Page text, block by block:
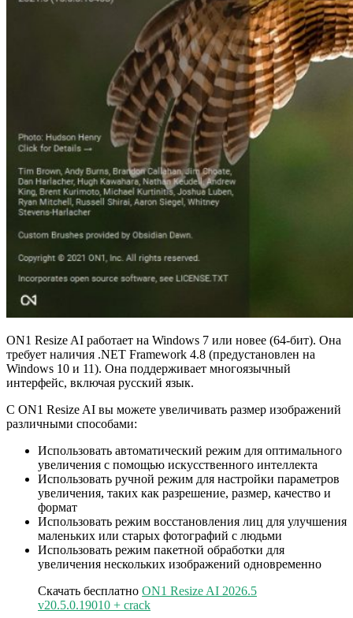
ON1 Resize AI работает на Windows 7 или новее (64-бит). Она
требует наличия .NET Framework 4.8 (предустановлен на
Windows 10 и 11). Она поддерживает многоязычный
интерфейс, включая русский язык.
С ON1 Resize AI вы можете увеличивать размер изображений
различными способами:
Использовать автоматический режим для оптимального
увеличения с помощью искусственного интеллекта
Использовать ручной режим для настройки параметров
увеличения, таких как разрешение, размер, качество и
формат
Использовать режим восстановления лиц для улучшения
маленьких или старых фотографий с людьми
Использовать режим пакетной обработки для
увеличения нескольких изображений одновременно
Скачать бесплатно ON1 Resize AI 2026.5
v20.5.0.19010 + crack